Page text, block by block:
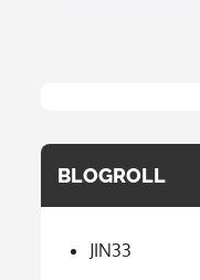
BLOGROLL
JIN33